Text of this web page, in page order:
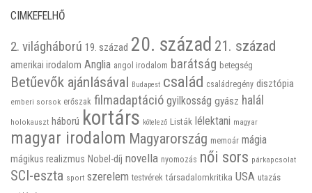
CIMKEFELHŐ
2. világháború 19. század 20. század 21. század
amerikai irodalom Anglia angol irodalom barátság betegség
Betűevők ajánlásával Budapest család családregény disztópia
emberi sorsok erőszak filmadaptáció gyilkosság gyász halál
holokauszt háború kortárs kötelező Listák lélektani magyar
magyar irodalom Magyarország memoár mágia
mágikus realizmus Nobel-díj novella nyomozás női sors párkapcsolat
SCI-eszta sport szerelem testvérek társadalomkritika USA utazás